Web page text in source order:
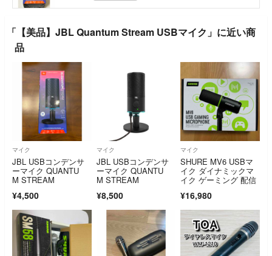
「【美品】JBL Quantum Stream USBマイク」に近い商
品
マイク
JBL USBコンデンサ
ーマイク QUANTU
M STREAM
¥4,500
マイク
JBL USBコンデンサ
ーマイク QUANTU
M STREAM
¥8,500
マイク
SHURE MV6 USBマ
イク ダイナミックマ
イク ゲーミング 配信
¥16,980